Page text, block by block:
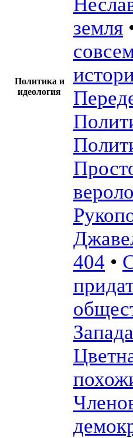
Политика и
идеология
земля
404 •
Запада